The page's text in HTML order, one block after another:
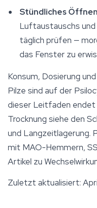
Stündliches
Luftaustauschs und
täglich prüfen —
das Fenster zu
Konsum, Dosierung
Pilze sind auf der
dieser Leitfaden endet
Trocknung siehe den
und Langzeitlagerung.
mit MAO-Hemmern,
Artikel zu
Zuletzt aktualisiert: